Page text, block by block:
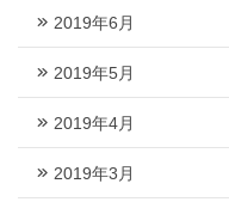
2019年6月
2019年5月
2019年4月
2019年3月